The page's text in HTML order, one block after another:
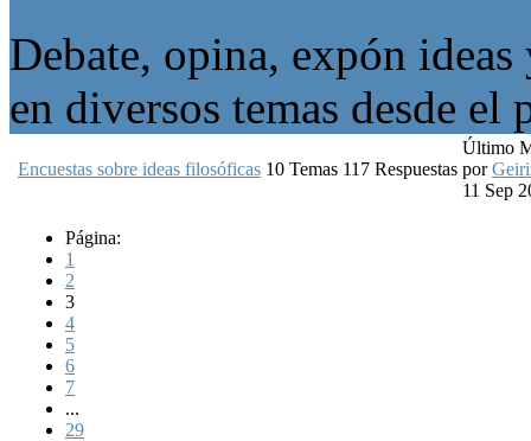
Debate, opina, expón
en diversos temas desde
Encuestas sobre ideas filosóficas 10 Temas 117 Respuestas
Último
por
11 Sep
Página:
1
2
3
4
5
6
7
...
29